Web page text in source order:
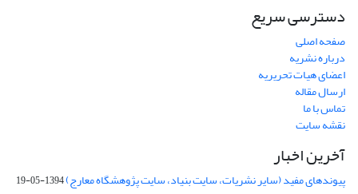
دسترسی سریع
صفحه اصلی
درباره نشریه
اعضای هیات تحریریه
ارسال مقاله
تماس با ما
نقشه سایت
آخرین اخبار
پیوندهای مفید (سایر نشریات، سایت بنیاد، سایت پژوهشگاه معارج)1394-05-19